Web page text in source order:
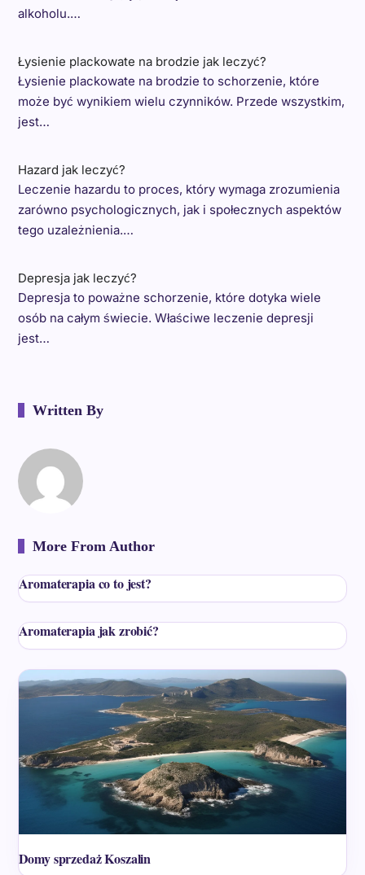
alkoholu.…
Łysienie plackowate na brodzie jak leczyć?
Łysienie plackowate na brodzie to schorzenie, które
może być wynikiem wielu czynników. Przede wszystkim,
jest…
Hazard jak leczyć?
Leczenie hazardu to proces, który wymaga zrozumienia
zarówno psychologicznych, jak i społecznych aspektów
tego uzależnienia.…
Depresja jak leczyć?
Depresja to poważne schorzenie, które dotyka wiele
osób na całym świecie. Właściwe leczenie depresji
jest…
Written By
More From Author
Aromaterapia co to jest?
Aromaterapia jak zrobić?
Domy sprzedaż Koszalin